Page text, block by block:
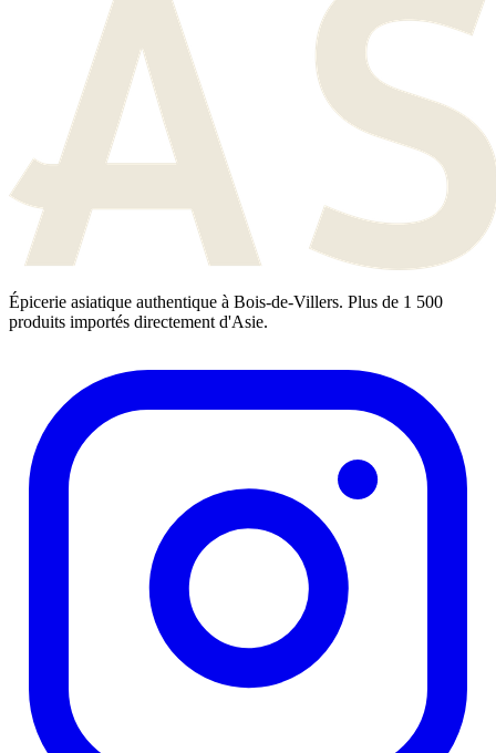
Épicerie asiatique authentique à Bois-de-Villers. Plus de 1 500
produits importés directement d'Asie.